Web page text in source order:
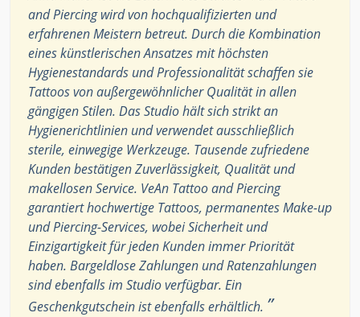
and Piercing wird von hochqualifizierten und
erfahrenen Meistern betreut. Durch die Kombination
eines künstlerischen Ansatzes mit höchsten
Hygienestandards und Professionalität schaffen sie
Tattoos von außergewöhnlicher Qualität in allen
gängigen Stilen. Das Studio hält sich strikt an
Hygienerichtlinien und verwendet ausschließlich
sterile, einwegige Werkzeuge. Tausende zufriedene
Kunden bestätigen Zuverlässigkeit, Qualität und
makellosen Service. VeAn Tattoo and Piercing
garantiert hochwertige Tattoos, permanentes Make-up
und Piercing-Services, wobei Sicherheit und
Einzigartigkeit für jeden Kunden immer Priorität
haben. Bargeldlose Zahlungen und Ratenzahlungen
sind ebenfalls im Studio verfügbar. Ein
Geschenkgutschein ist ebenfalls erhältlich. ”